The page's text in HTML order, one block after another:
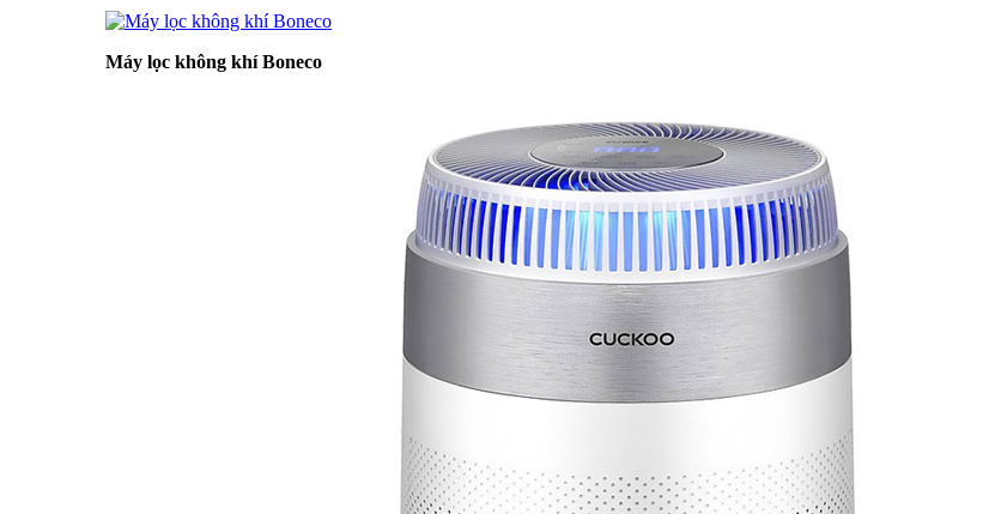
Máy lọc không khí Boneco